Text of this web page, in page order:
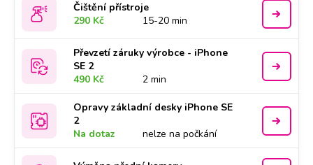
Čištění přístroje
290 Kč
15-20 min
Převzetí záruky výrobce - iPhone
SE 2
490 Kč
2 min
Opravy základní desky iPhone SE
2
Na dotaz
nelze na počkání